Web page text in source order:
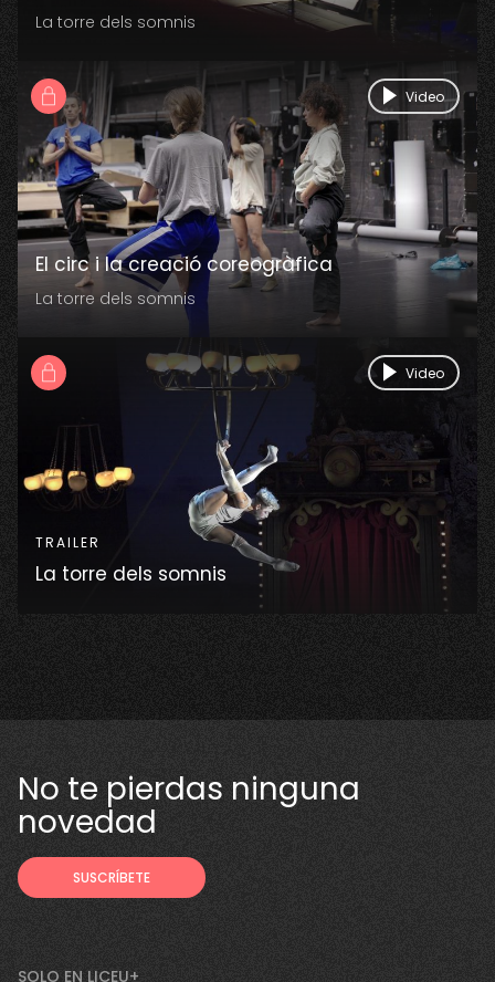
La torre dels somnis
El circ i la creació coreogràfica
La torre dels somnis
Video
TRAILER
La torre dels somnis
Video
No te pierdas ninguna
novedad
SOLO EN LICEU+